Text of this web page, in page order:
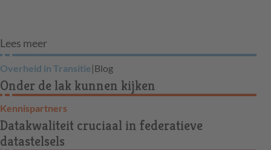
Lees meer
Overheid in Transitie|Blog
Onder de lak kunnen kijken
Kennispartners
Datakwaliteit cruciaal in federatieve
datastelsels